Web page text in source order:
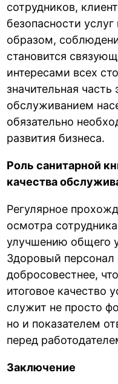
сотрудников,
безопасности
образом,
становится
интересами всех
значительная
обслуживанием
обязательно
развития бизнеса.
Роль санитарной
качества
Регулярное
осмотра
улучшению общего
Здоровый персонал
добросовестнее,
итоговое качество
служит не просто
но и показателем
перед
Заключение